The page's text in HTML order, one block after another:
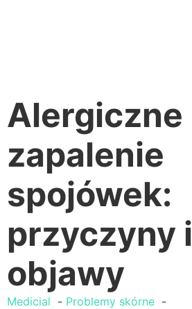
Alergiczne
zapalenie
spojówek:
przyczyny i
objawy
Medicial
Problemy skórne